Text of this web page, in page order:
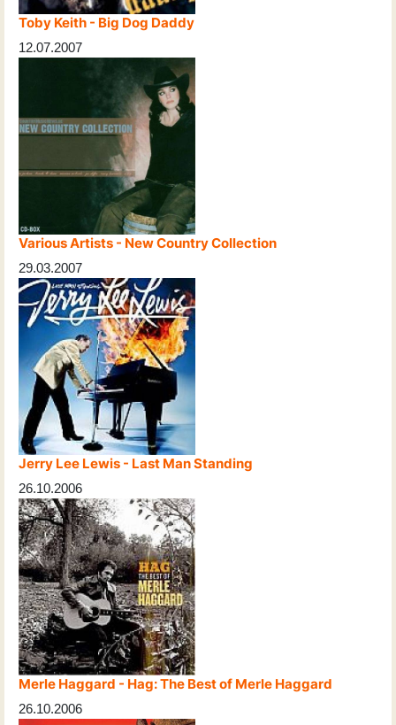
Toby Keith - Big Dog Daddy
12.07.2007
Various Artists - New Country Collection
29.03.2007
Jerry Lee Lewis - Last Man Standing
26.10.2006
Merle Haggard - Hag: The Best of Merle Haggard
26.10.2006